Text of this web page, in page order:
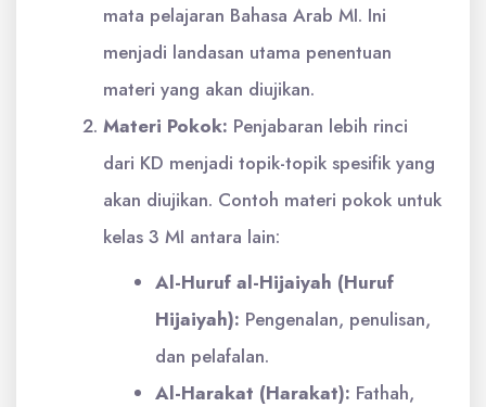
mata pelajaran Bahasa Arab MI. Ini
menjadi landasan utama penentuan
materi yang akan diujikan.
Materi Pokok: Penjabaran lebih rinci
dari KD menjadi topik-topik spesifik yang
akan diujikan. Contoh materi pokok untuk
kelas 3 MI antara lain:
Al-Huruf al-Hijaiyah (Huruf
Hijaiyah): Pengenalan, penulisan,
dan pelafalan.
Al-Harakat (Harakat): Fathah,